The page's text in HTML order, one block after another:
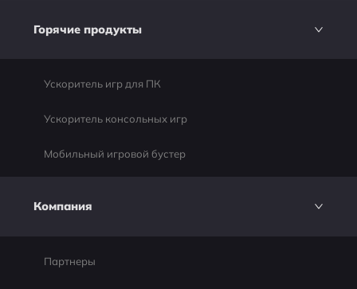
Горячие продукты
Ускоритель игр для ПК
Ускоритель консольных игр
Мобильный игровой бустер
Компания
Партнеры